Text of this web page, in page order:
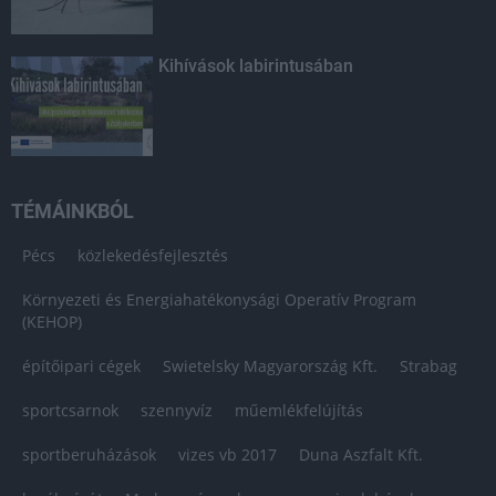
Kihívások labirintusában
TÉMÁINKBÓL
Pécs közlekedésfejlesztés
Környezeti és Energiahatékonysági Operatív Program
(KEHOP)
építőipari cégek Swietelsky Magyarország Kft. Strabag
sportcsarnok szennyvíz műemlékfelújítás
sportberuházások vizes vb 2017 Duna Aszfalt Kft.